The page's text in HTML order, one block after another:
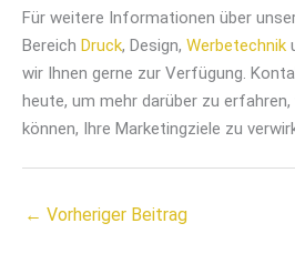
Für weitere Informationen über
Bereich Druck, Design, Werbetechnik
wir Ihnen gerne zur Verfügung.
heute, um mehr darüber zu
können, Ihre Marketingziele zu
← Vorheriger Beitrag